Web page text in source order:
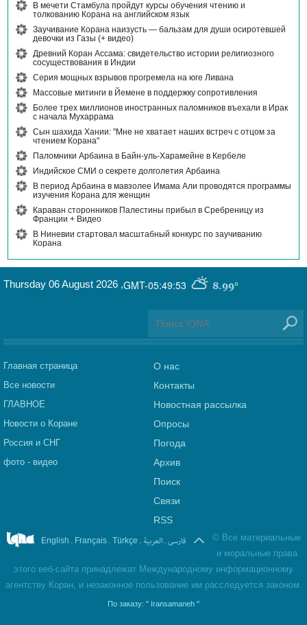
В мечети Стамбула пройдут курсы обучения чтению и
толкованию Корана на английском язык
Заучивание Корана наизусть — бальзам для души осиротевшей
девочки из Газы (+ видео)
Древний Коран Ассама: свидетельство истории религиозного
сосуществования в Индии
Серия мощных взрывов прогремела на юге Ливана
Массовые митинги в Йемене в поддержку сопротивления
Более трех миллионов иностранных паломников въехали в Ирак
с начала Мухаррама
Сын шахида Хании: "Мне не хватает наших встреч с отцом за
чтением Корана"
Паломники Арбаина в Байн-уль-Харамейне в Кербеле
Индийское СМИ о секрете долголетия Арбаина
В период Арбаина в мавзолее Имама Али проводятся программы
изучения Корана для женщин
Караван сторонников Палестины прибыл в Сребреницу из
Франции + Видео
В Ниневии стартовал масштабный конкурс по заучиванию
Корана
GMT-05:49:53 8.99°
Thursday 06 August 2026 ,
Главная страница
Все новости
ГЛАВНОЕ
Новости о Коране
Россия и СНГ
фото - видео
О нас
Контакты
Новостная рассылка
Опросы
Погода
Архив
Поиск
Связи
RSS
English . Français . Türkçe . العربیة . فارسی © Все материальные
и моральные права
этого веб-сайта принадлежат Международному информационному
агентству Коран, и незаконное пользование им расследуется законом.
По заказу: " Iransamaneh "